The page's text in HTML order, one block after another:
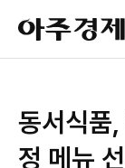
아
주
경
동서식품
정 메뉴